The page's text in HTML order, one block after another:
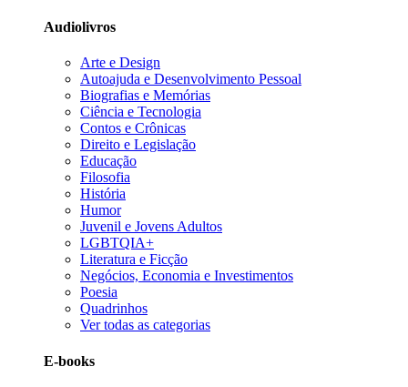
Audiolivros
Arte e Design
Autoajuda e Desenvolvimento Pessoal
Biografias e Memórias
Ciência e Tecnologia
Contos e Crônicas
Direito e Legislação
Educação
Filosofia
História
Humor
Juvenil e Jovens Adultos
LGBTQIA+
Literatura e Ficção
Negócios, Economia e Investimentos
Poesia
Quadrinhos
Ver todas as categorias
E-books